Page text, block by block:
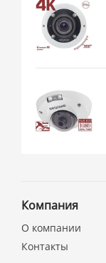
Компания
О компании
Контакты